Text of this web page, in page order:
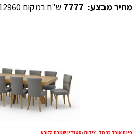
מחיר מבצע: 7777 ש"ח במקום 12960 ש"ח.
פינת אוכל כרמל. צילום :סטודיו שמרת הזורע.